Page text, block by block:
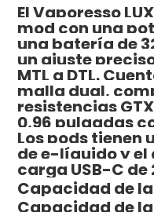
El Vaporesso
mod con una
una batería de
un ajuste
MTL a DTL.
malla dual,
resistencias
0,96 pulgadas
Los pods tienen
de e-líquido y
carga USB-C de
Capacidad de
Capacidad de